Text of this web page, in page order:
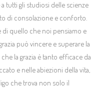
tutti gli studiosi delle scienze
di consolazione e conforto.
di quello che noi pensiamo e
può vincere e superare la
la grazia è tanto efficace da
e nelle abiezioni della vita,
che trova non solo il